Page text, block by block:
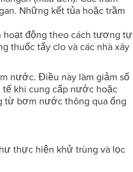
Những kết tủa hoặc trầm
hoạt động theo cách tương tự
thuốc tẩy clo và các nhà xây
nước. Điều này làm giảm số
tế khi cung cấp nước hoặc
từ bơm nước thông qua ống
thực hiện khử trùng và lọc